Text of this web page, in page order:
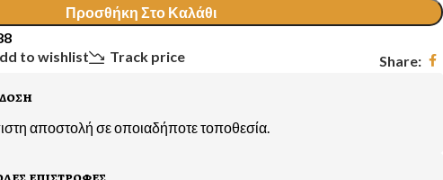
Προσθήκη Στο Καλάθι
to wishlist Track price Share:
αποστολή σε οποιαδήποτε τοποθεσία.